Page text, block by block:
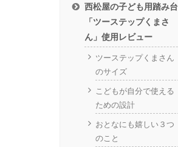
西松屋の子ども用踏み台
「ツーステップくまさ
ん」使用レビュー
ツーステップくまさん
のサイズ
こどもが自分で使える
ための設計
おとなにも嬉しい３つ
のこと